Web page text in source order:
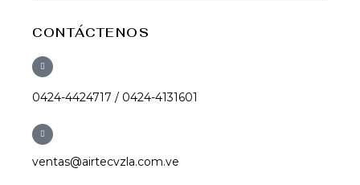
CONTÁCTENOS
0424-4424717 / 0424-4131601
ventas@airtecvzla.com.ve